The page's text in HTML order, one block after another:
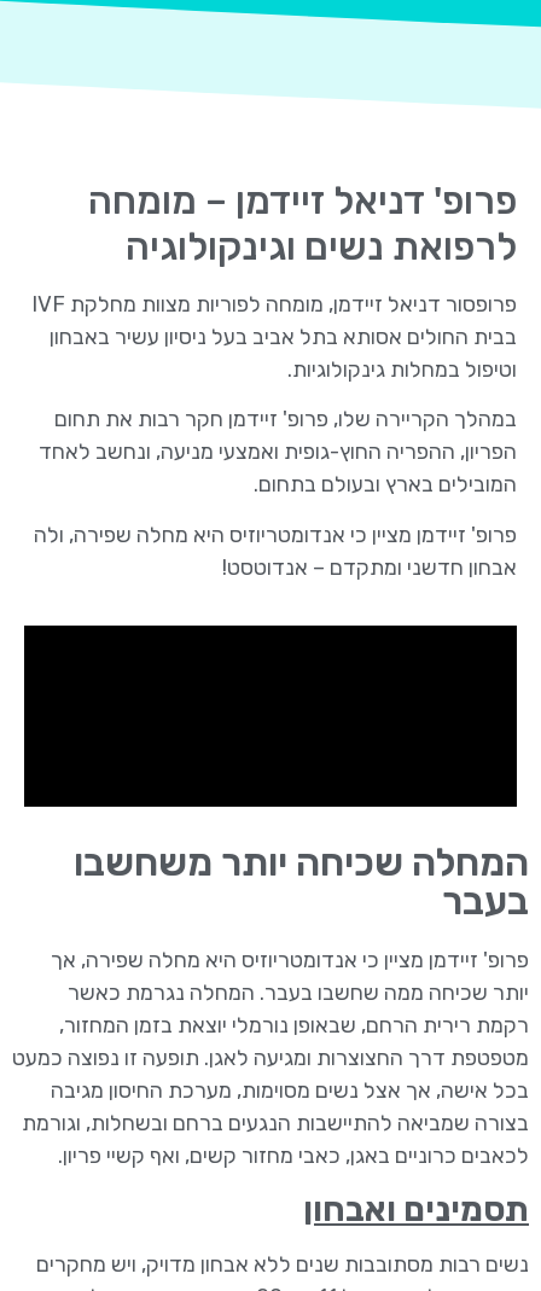
פרופ' דניאל זיידמן – מומחה
לרפואת נשים וגינקולוגיה
פרופסור דניאל זיידמן, מומחה לפוריות מצוות מחלקת IVF
בבית החולים אסותא בתל אביב בעל ניסיון עשיר באבחון
וטיפול במחלות גינקולוגיות.
במהלך הקריירה שלו, פרופ' זיידמן חקר רבות את תחום
הפריון, ההפריה החוץ-גופית ואמצעי מניעה, ונחשב לאחד
המובילים בארץ ובעולם בתחום.
פרופ' זיידמן מציין כי אנדומטריוזיס היא מחלה שפירה, ולה
אבחון חדשני ומתקדם – אנדוטסט!
המחלה שכיחה יותר משחשבו
בעבר
פרופ' זיידמן מציין כי אנדומטריוזיס היא מחלה שפירה, אך
יותר שכיחה ממה שחשבו בעבר. המחלה נגרמת כאשר
רקמת רירית הרחם, שבאופן נורמלי יוצאת בזמן המחזור,
מטפטפת דרך החצוצרות ומגיעה לאגן. תופעה זו נפוצה כמעט
בכל אישה, אך אצל נשים מסוימות, מערכת החיסון מגיבה
בצורה שמביאה להתיישבות הנגעים ברחם ובשחלות, וגורמת
לכאבים כרוניים באגן, כאבי מחזור קשים, ואף קשיי פריון.
תסמינים ואבחון
נשים רבות מסתובבות שנים ללא אבחון מדויק, ויש מחקרים